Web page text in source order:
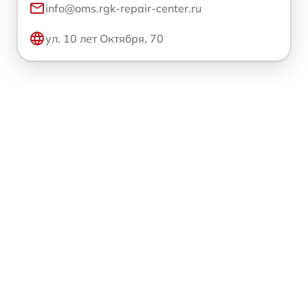
info@oms.rgk-repair-center.ru
ул. 10 лет Октября, 70